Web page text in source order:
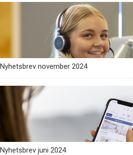
Nyhetsbrev november 2024
Nyhetsbrev juni 2024